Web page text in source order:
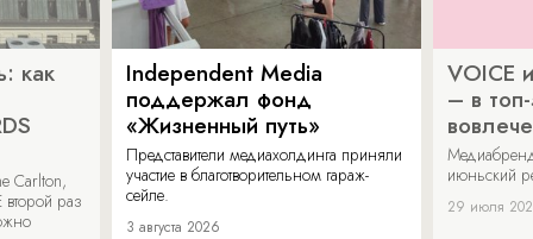
как
Carlton,
раз
Independent Media
поддержал фонд
«Жизненный путь»
Представители медиахолдинга приняли
участие в благотворительном гараж-
сейле.
3 августа 2026
VOICE
– в
июньский
29 июля